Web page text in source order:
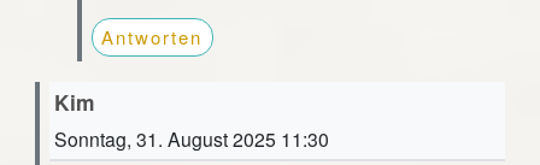
Antworten
Kim
Sonntag, 31. August 2025 11:30